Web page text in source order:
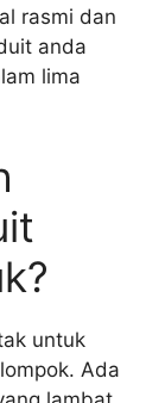
rasmi dan
anda
lima
untuk
Ada